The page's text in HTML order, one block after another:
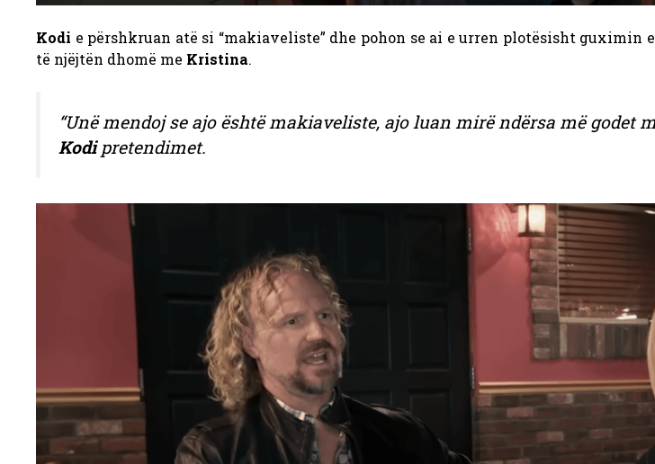
Kodi e përshkruan atë si “makiaveliste” dhe pohon se ai e urren plotësisht guximin
të njëjtën dhomë me Kristina.
“Unë mendoj se ajo është makiaveliste, ajo luan mirë ndërsa më godet
Kodipretendimet.